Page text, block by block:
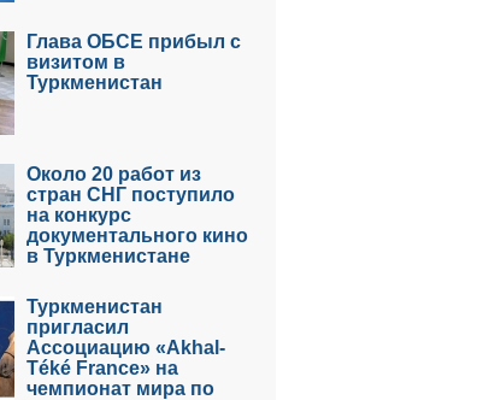
Глава ОБСЕ прибыл с
визитом в
Туркменистан
Около 20 работ из
стран СНГ поступило
на конкурс
документального кино
в Туркменистане
Туркменистан
пригласил
Ассоциацию «Akhal-
Téké France» на
чемпионат мира по